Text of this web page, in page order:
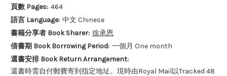
頁數 Pages: 464
語言 Language: 中文 Chinese
書籍分享者 Book Sharer: 徐承恩
借書期 Book Borrowing Period: 一個月 One month
還書安排 Book Return Arrangement:
還書時需自付郵費寄到指定地址。現時由Royal Mail以Tracked 48